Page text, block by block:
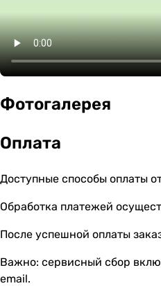
Фотогалерея
Оплата
Доступные способы оплаты
Обработка платежей
После успешной оплаты
Важно: сервисный сбор
email.